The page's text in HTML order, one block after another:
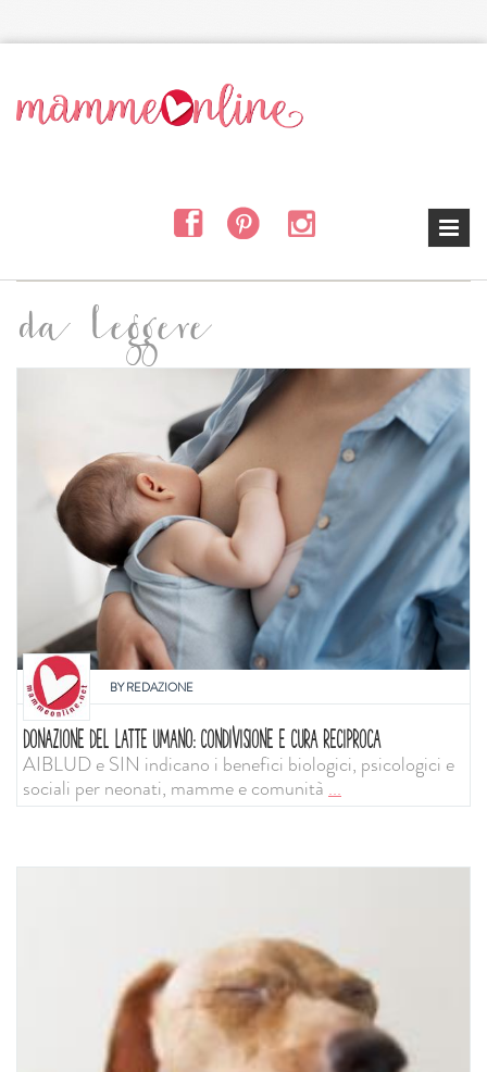
da leggere
BYREDAZIONE
DONAZIONE DEL LATTE UMANO: CONDIVISIONE E CURA RECIPROCA
AIBLUD e SIN indicano i benefici biologici, psicologici e
sociali per neonati, mamme e comunità...